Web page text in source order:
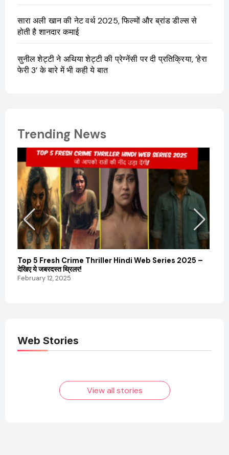
सारा अली खान की नेट वर्थ 2025, फिल्मों और ब्रांड डील्स से
होती है शानदार कमाई
सुनील शेट्टी ने अथिया शेट्टी की प्रेग्नेंसी पर दी प्रतिक्रिया, ‘हेरा
फेरी 3’ के बारे में भी कही ये बात
Trending News
Top 5 Fresh Crime Thriller Hindi Web Series 2025 –
देखिए ये जबरदस्त थ्रिलर!
February 12, 2025
Web Stories
Elvish Yadav: एक
आम लड़के से यूट्यूबर
फिल्मों का जादू और उनका
View all stories